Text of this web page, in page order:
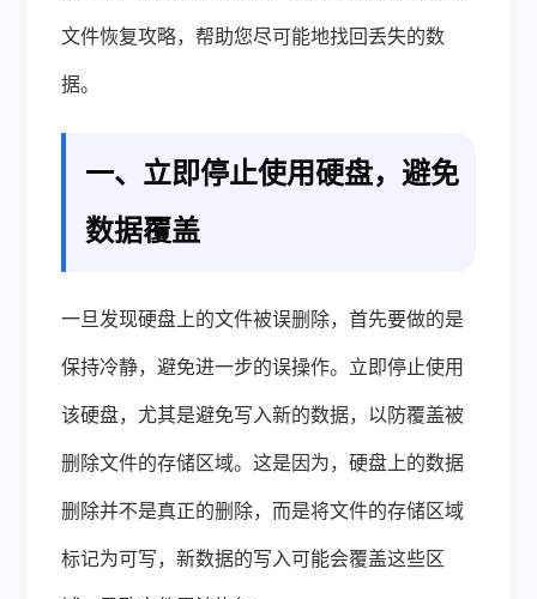
文件恢复攻略，帮助您尽可能地找回丢失的数
据。
一、立即停止使用硬盘，避免
数据覆盖
一旦发现硬盘上的文件被误删除，首先要做的是
保持冷静，避免进一步的误操作。立即停止使用
该硬盘，尤其是避免写入新的数据，以防覆盖被
删除文件的存储区域。这是因为，硬盘上的数据
删除并不是真正的删除，而是将文件的存储区域
标记为可写，新数据的写入可能会覆盖这些区